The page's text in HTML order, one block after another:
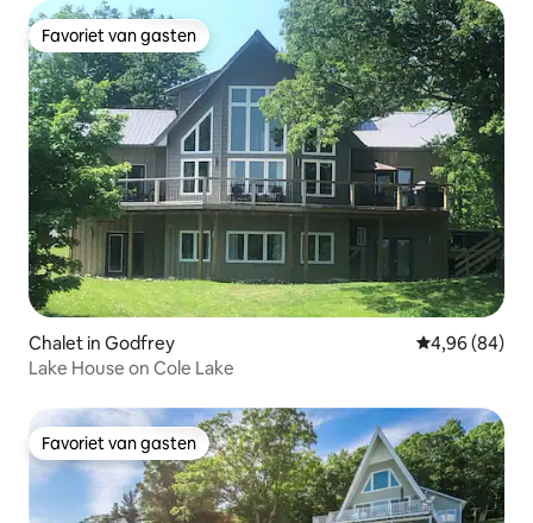
Favoriet van gasten
Favoriet van gasten
Chalet in Godfrey Gemiddelde
4,96 (84)
Lake House on Cole Lake
Favoriet van gasten
Favoriet van gasten